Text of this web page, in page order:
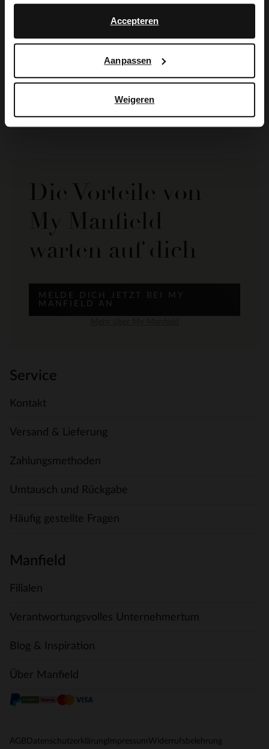
Accepteren
Aanpassen
Weigeren
Schwarze Veloursleder-Espadrilles
89.98
53.99
Die Vorteile von
My Manfield
warten auf dich
MELDE DICH JETZT BEI MY
MANFIELD AN
Service
Kontakt
Versand & Lieferung
Zahlungsmethoden
Umtausch und Rückgabe
Häufig gestellte Fragen
Manfield
Filialen
Verantwortungsvolles Unternehmertum
Blog & Inspiration
Über Manfield
AGB Datenschutzerklärung Impressum Widerrufsbelehrung
English